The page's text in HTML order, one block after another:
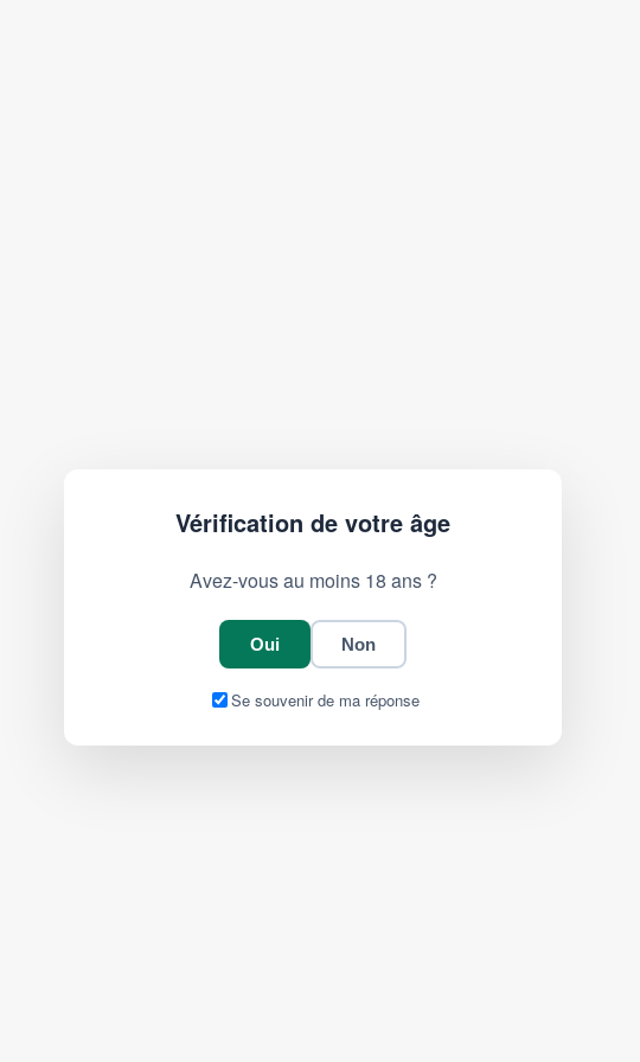
Vérification de votre âge
Avez-vous au moins 18 ans ?
Oui Non
Se souvenir de ma réponse